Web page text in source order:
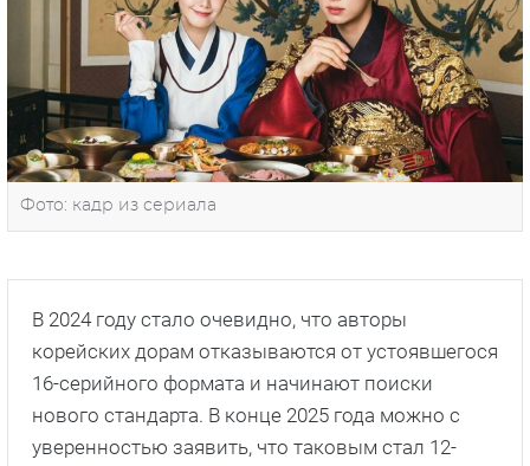
Фото: кадр из сериала
В 2024 году стало очевидно, что авторы
корейских дорам отказываются от устоявшегося
16-серийного формата и начинают поиски
нового стандарта. В конце 2025 года можно с
уверенностью заявить, что таковым стал 12-